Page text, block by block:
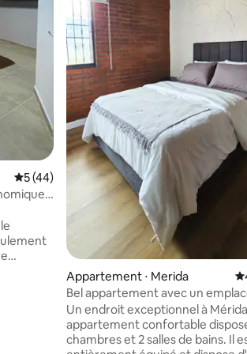
: 4,95 sur 5
Évaluation moyenne sur la base de 44
5 (44)
Appartement ⋅ Merida
Bel appartement avec un
idéal/3 chambres
Un endroit exceptionnel à
appartement confortable
chambres et 2 salles de bains. Il